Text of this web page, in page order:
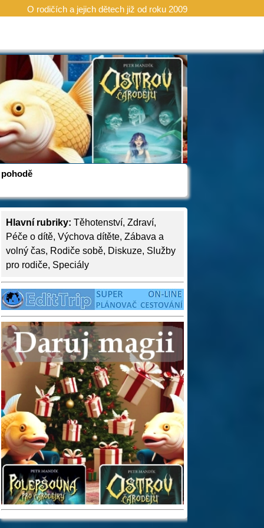
O rodičích a jejich dětech již od roku 2009
Hlavní rubriky: Těhotenství, Zdraví,
Péče o dítě, Výchova dítěte, Zábava a
volný čas, Rodiče sobě, Diskuze, Služby
pro rodiče, Speciály